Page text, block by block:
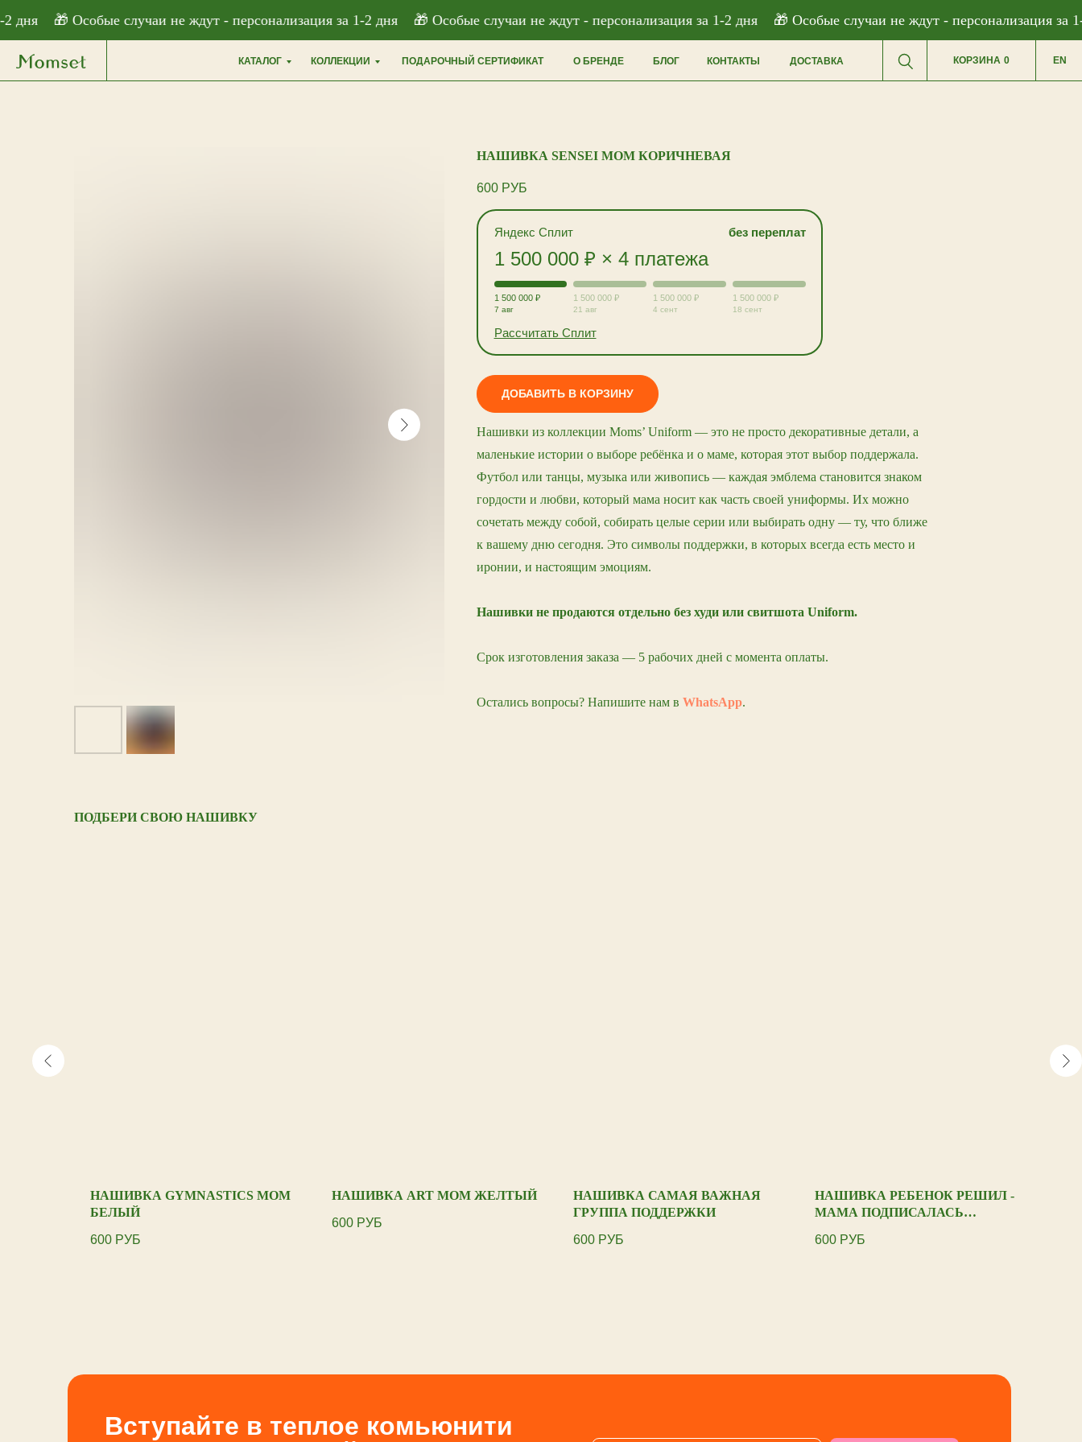
🎁 Особые случаи не ждут - персонализация за 1-2 дня 🎁 Особые случаи не ждут - персонализация за 1-2 дня 🎁 Особые случаи не ждут - персонализация за 1-2
О БРЕНДЕ
КАТАЛОГ ПОДАРОЧНЫЙ СЕРТИФИКАТ КОНТАКТЫ
КОЛЛЕКЦИИ БЛОГ ДОСТАВКА КОРЗИНА EN
0
НАШИВКА SENSEI MOM КОРИЧНЕВАЯ
600 РУБ
Яндекс Сплит без переплат
1 500 000 ₽ × 4 платежа
1 500 000 ₽
7 авг
1 500 000 ₽
21 авг
1 500 000 ₽
4 сент
1 500 000 ₽
18 сент
Рассчитать Сплит
ДОБАВИТЬ В КОРЗИНУ
Нашивки из коллекции Moms’ Uniform — это не просто декоративные детали, а
маленькие истории о выборе ребёнка и о маме, которая этот выбор поддержала.
Футбол или танцы, музыка или живопись — каждая эмблема становится знаком
гордости и любви, который мама носит как часть своей униформы. Их можно
сочетать между собой, собирать целые серии или выбирать одну — ту, что ближе
к вашему дню сегодня. Это символы поддержки, в которых всегда есть место и
иронии, и настоящим эмоциям.
Нашивки не продаются отдельно без худи или свитшота Uniform.
Срок изготовления заказа — 5 рабочих дней с момента оплаты.
Остались вопросы? Напишите нам в WhatsApp.
ПОДБЕРИ СВОЮ НАШИВКУ
НАШИВКА GYMNASTICS MOM
БЕЛЫЙ
600 РУБ
НАШИВКА ART MOM ЖЕЛТЫЙ
600 РУБ
НАШИВКА САМАЯ ВАЖНАЯ
ГРУППА ПОДДЕРЖКИ
600 РУБ
НАШИВКА РЕБЕНОК РЕШИЛ -
МАМА ПОДПИСАЛАСЬ
600 РУБ
Вступайте в теплое комьюнити